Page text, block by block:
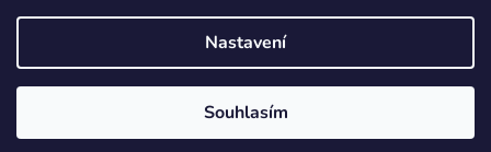
Nastavení
Souhlasím
Vytvořil Shoptet
Jiří Minařík - Cyklo Rajhrad
práva vyhrazena.